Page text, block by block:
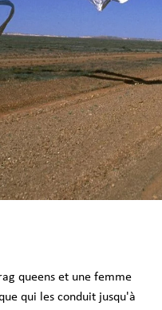
queens et une femme
qui les conduit jusqu'à